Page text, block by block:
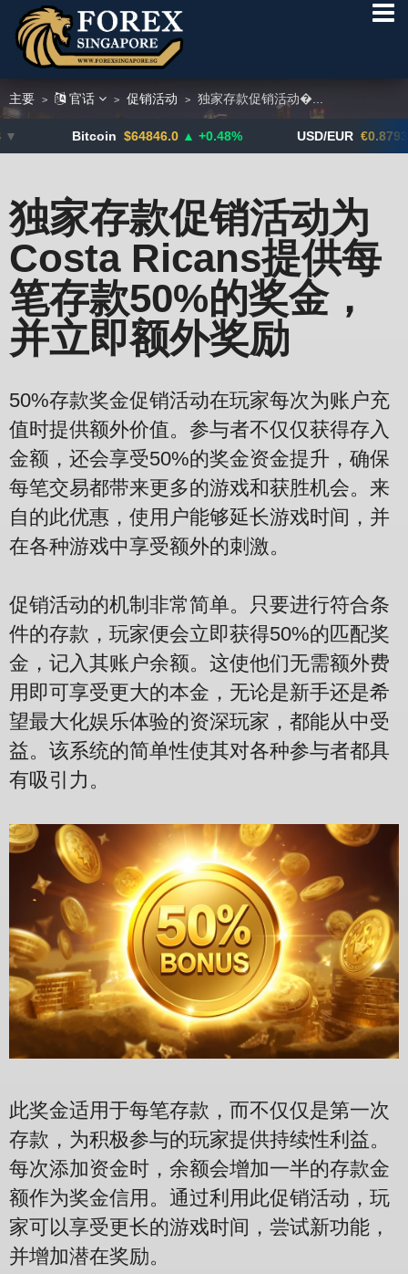
主要 > 官话 > 促销活动 > 独家存款促销活动�...
$64846.0 ▲ +0.48% USD/EUR €0.8793 ▼
独家存款促销活动为
Costa Ricans提供每
笔存款50%的奖金，
并立即额外奖励
50%存款奖金促销活动在玩家每次为账户充
值时提供额外价值。参与者不仅仅获得存入
金额，还会享受50%的奖金资金提升，确保
每笔交易都带来更多的游戏和获胜机会。来
自的此优惠，使用户能够延长游戏时间，并
在各种游戏中享受额外的刺激。
促销活动的机制非常简单。只要进行符合条
件的存款，玩家便会立即获得50%的匹配奖
金，记入其账户余额。这使他们无需额外费
用即可享受更大的本金，无论是新手还是希
望最大化娱乐体验的资深玩家，都能从中受
益。该系统的简单性使其对各种参与者都具
有吸引力。
此奖金适用于每笔存款，而不仅仅是第一次
存款，为积极参与的玩家提供持续性利益。
每次添加资金时，余额会增加一半的存款金
额作为奖金信用。通过利用此促销活动，玩
家可以享受更长的游戏时间，尝试新功能，
并增加潜在奖励。